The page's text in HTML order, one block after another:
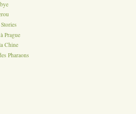
Prague
Chine
Pharaons